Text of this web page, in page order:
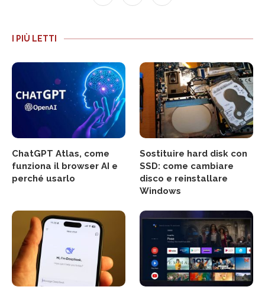
I PIÙ LETTI
ChatGPT Atlas, come
funziona il browser AI e
perché usarlo
Sostituire hard disk con
SSD: come cambiare
disco e reinstallare
Windows